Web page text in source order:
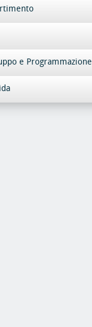
e Programmazione